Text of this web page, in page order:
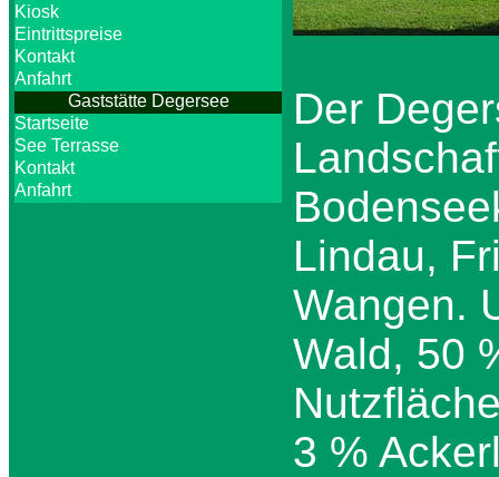
Kiosk
Eintrittspreise
Kontakt
Anfahrt
Gaststätte Degersee
Startseite
See Terrasse
Kontakt
Anfahrt
Der
Lindau,
Wangen.
Wald, 50
3 %